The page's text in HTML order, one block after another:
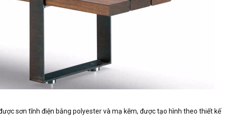
sơn tĩnh điện bằng polyester và mạ kẽm, được tạo hình theo thiết kế